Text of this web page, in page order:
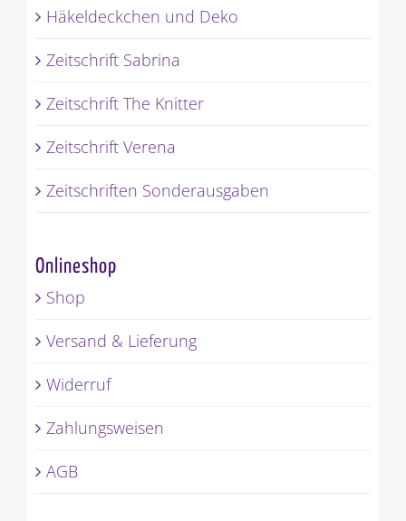
Häkeldeckchen und Deko
Zeitschrift Sabrina
Zeitschrift The Knitter
Zeitschrift Verena
Zeitschriften Sonderausgaben
Onlineshop
Shop
Versand & Lieferung
Widerruf
Zahlungsweisen
AGB